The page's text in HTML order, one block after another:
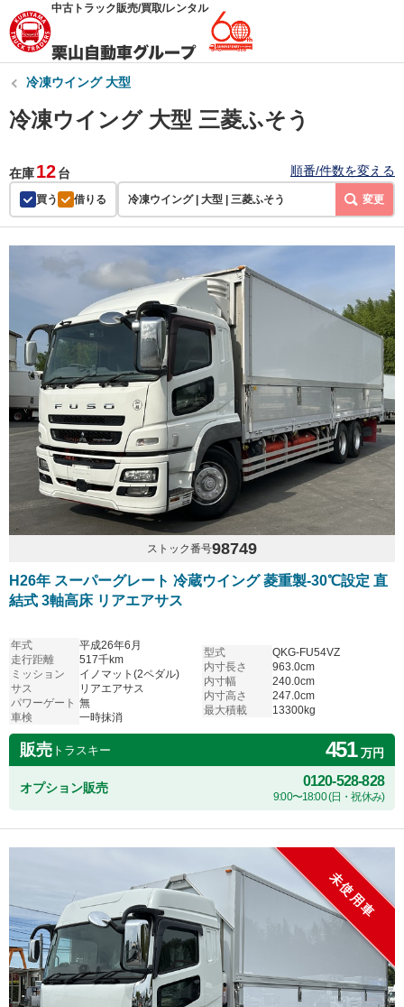
中古トラック販売/買取/レンタル
冷凍ウイング 大型
冷凍ウイング 大型 三菱ふそう
在庫12台 順番/件数を変える
買う 借りる 冷凍ウイング | 大型 | 三菱ふそう 変更
ストック番号98749
H26年 スーパーグレート 冷蔵ウイング 菱重製-30℃設定 直
結式 3軸高床 リアエアサス
年式
平成26年6月
走行距離
517千km
ミッション
イノマット(2ペダル)
サス
リアエアサス
パワーゲート 無
車検
一時抹消
型式
QKG-FU54VZ
内寸長さ
963.0cm
内寸幅
240.0cm
内寸高さ
247.0cm
最大積載
13300kg
販売 トラスキー 451万円
オプション販売 0120-528-828
9:00〜18:00 (日・祝休み)
未使用車